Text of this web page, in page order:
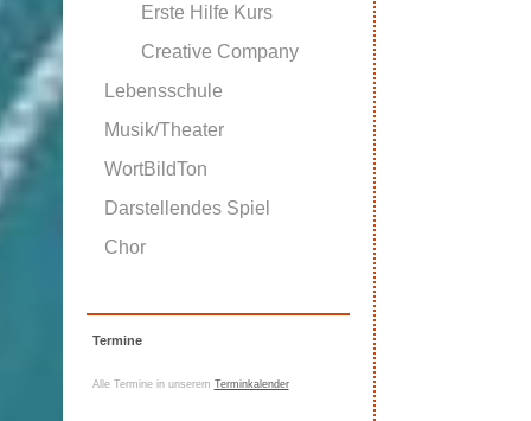
Erste Hilfe Kurs
Creative Company
Lebensschule
Musik/Theater
WortBildTon
Darstellendes Spiel
Chor
Termine
Alle Termine in unserem Terminkalender